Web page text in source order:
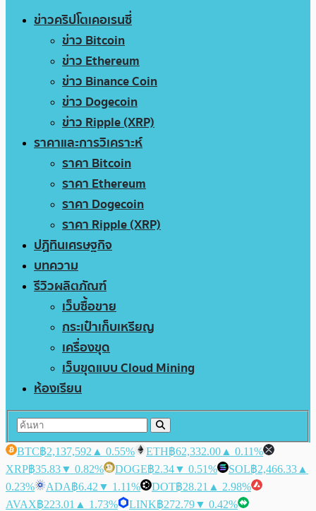
ข่าวคริปโตเคอเรนซี่
ข่าว Bitcoin
ข่าว Ethereum
ข่าว Binance Coin
ข่าว Dogecoin
ข่าว Ripple (XRP)
ราคาและการวิเคราะห์
ราคา Bitcoin
ราคา Ethereum
ราคา Dogecoin
ราคา Ripple (XRP)
ปฏิทินเศรษฐกิจ
บทความ
รีวิวผลิตภัณฑ์
เว็บซื้อขาย
กระเป๋าเก็บเหรียญ
เครื่องขุด
เว็บขุดแบบ Cloud Mining
ห้องเรียน
BTC฿2,137,592 ▲ 0.55% ETH฿62,332.00 ▲ 0.11%
XRP฿35.83▼ 0.82% DOGE฿2.34▼ 0.51% SOL฿2,466.33 ▲
0.23%
ADA฿6.42 ▼ 1.11% DOT฿28.21 ▲ 2.98%
AVAX฿223.01 ▲ 1.73% LINK฿272.79▼ 0.42%